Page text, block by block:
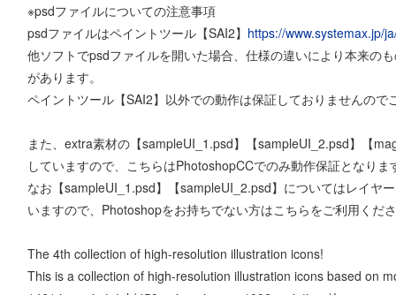
※psdファイルについての注意事項
psdファイルはペイントツール【SAI2】 https://www.systemax.jp/
他ソフトでpsdファイルを開いた場合、仕様の違いにより本来の
があります。
ペイントツール【SAI2】以外での動作は保証しておりませんので
また、extra素材の【sampleUI_1.psd】【sampleUI_2.psd】【
していますので、こちらはPhotoshopCCでのみ動作保証となりま
なお【sampleUI_1.psd】【sampleUI_2.psd】についてはレイヤ
いますので、Photoshopをお持ちでない方はこちらをご利用くだ
The 4th collection of high-resolution illustration icons!
This is a collection of high-resolution illustration icons based on